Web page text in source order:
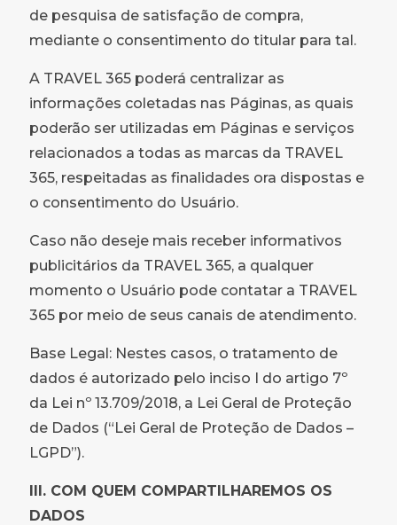
de pesquisa de satisfação de compra,
mediante o consentimento do titular para tal.
A TRAVEL 365 poderá centralizar as
informações coletadas nas Páginas, as quais
poderão ser utilizadas em Páginas e serviços
relacionados a todas as marcas da TRAVEL
365, respeitadas as finalidades ora dispostas e
o consentimento do Usuário.
Caso não deseje mais receber informativos
publicitários da TRAVEL 365, a qualquer
momento o Usuário pode contatar a TRAVEL
365 por meio de seus canais de atendimento.
Base Legal: Nestes casos, o tratamento de
dados é autorizado pelo inciso I do artigo 7º
da Lei nº 13.709/2018, a Lei Geral de Proteção
de Dados (“Lei Geral de Proteção de Dados –
LGPD”).
III. COM QUEM COMPARTILHAREMOS OS
DADOS